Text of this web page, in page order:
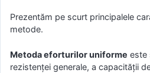
Prezentăm pe scurt principalele
metode.
Metoda eforturilor uniforme este
rezistenţei generale, a capacităţii